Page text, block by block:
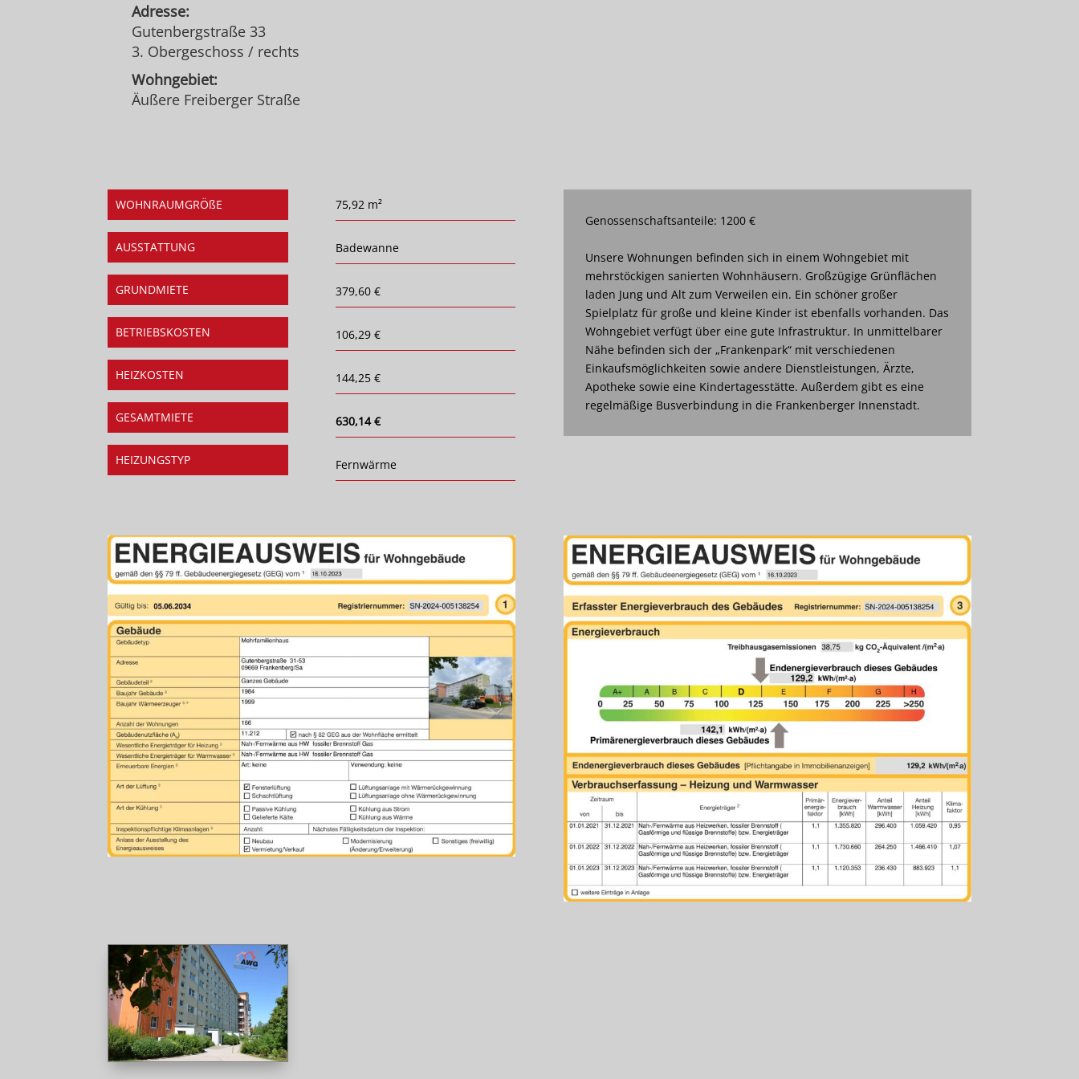
Adresse:
Gutenbergstraße 33
3. Obergeschoss / rechts
Wohngebiet:
Äußere Freiberger Straße
WOHNRAUMGRÖßE
AUSSTATTUNG
GRUNDMIETE
BETRIEBSKOSTEN
HEIZKOSTEN
GESAMTMIETE
HEIZUNGSTYP
75,92 m²
Badewanne
379,60 €
106,29 €
144,25 €
630,14 €
Fernwärme
Genossenschaftsanteile: 1200 €
Unsere Wohnungen befinden sich in einem Wohngebiet mit
mehrstöckigen sanierten Wohnhäusern. Großzügige Grünflächen
laden Jung und Alt zum Verweilen ein. Ein schöner großer
Spielplatz für große und kleine Kinder ist ebenfalls vorhanden. Das
Wohngebiet verfügt über eine gute Infrastruktur. In unmittelbarer
Nähe befinden sich der „Frankenpark“ mit verschiedenen
Einkaufsmöglichkeiten sowie andere Dienstleistungen, Ärzte,
Apotheke sowie eine Kindertagesstätte. Außerdem gibt es eine
regelmäßige Busverbindung in die Frankenberger Innenstadt.